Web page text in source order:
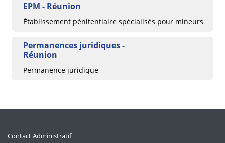
EPM - Réunion
Établissement pénitentiaire spécialisés pour mineurs
Permanences juridiques -
Réunion
Permanence juridique
Contact Administratif